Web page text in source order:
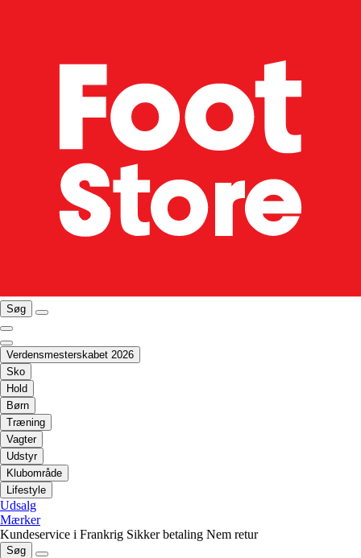
Søg
Verdensmesterskabet 2026
Sko
Hold
Børn
Træning
Vagter
Udstyr
Klubområde
Lifestyle
Udsalg
Mærker
Kundeservice i Frankrig Sikker betaling Nem retur
Søg